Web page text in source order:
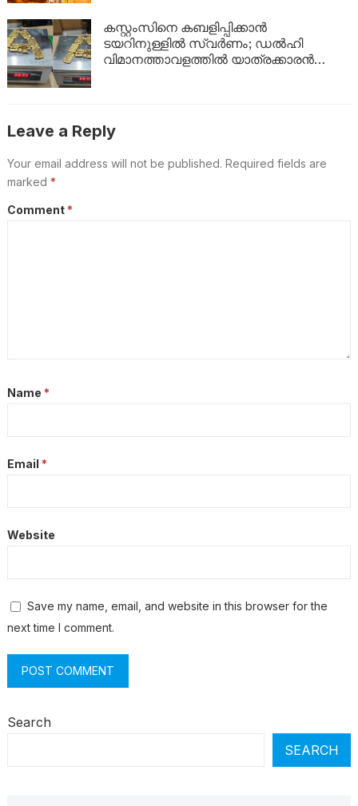
കസ്റ്റംസിനെ കബളിപ്പിക്കാൻ
ടയറിനുള്ളിൽ സ്വർണം; ഡൽഹി
വിമാനത്താവളത്തിൽ യാത്രക്കാരൻ
Leave a Reply
Your email address will not be published. Required fields are
marked *
Comment *
Name *
Email *
Website
Save my name, email, and website in this browser for the
next time I comment.
Search
SEARCH